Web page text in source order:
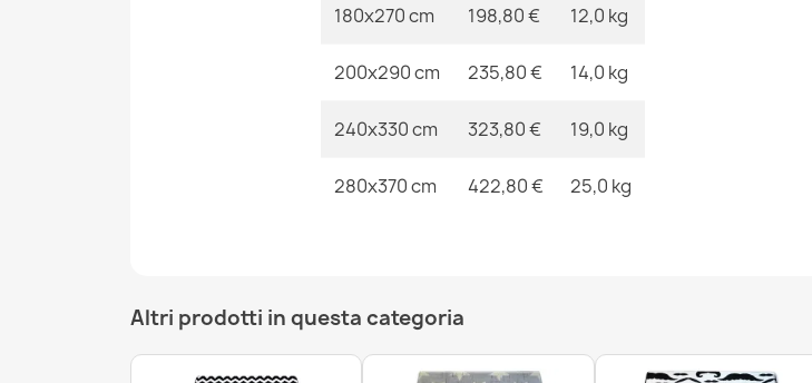
180x270 cm 198,80 € 12,0 kg
200x290 cm 235,80 € 14,0 kg
240x330 cm 323,80 € 19,0 kg
280x370 cm 422,80 € 25,0 kg
Altri prodotti in questa categoria